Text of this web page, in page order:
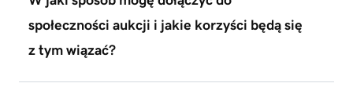
społeczności aukcji i jakie korzyści będą się
z tym wiązać?